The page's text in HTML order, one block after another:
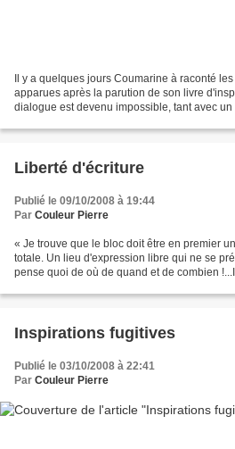
Il y a quelques jours Coumarine à raconté
apparues après la parution de son livre
dialogue est devenu impossible, tant avec
Liberté d'écriture
Publié le 09/10/2008 à 19:44
Par Couleur Pierre
« Je trouve que le bloc doit être en premier
totale. Un lieu d'expression libre qui ne se
pense quoi de où de quand et de combien
Inspirations fugitives
Publié le 03/10/2008 à 22:41
Par Couleur Pierre